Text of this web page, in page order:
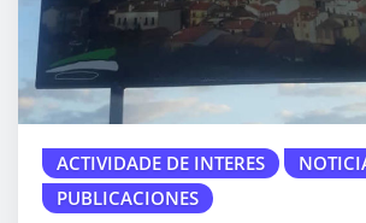
ACTIVIDADE DE INTERES
PUBLICACIONES